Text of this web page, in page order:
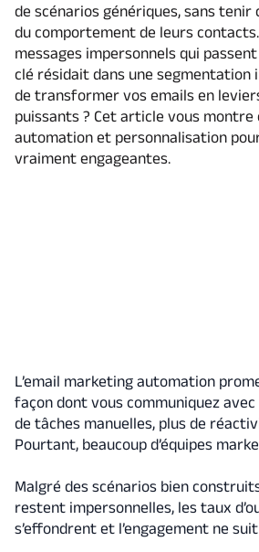
de scénarios génériques, sans tenir
du comportement de leurs
messages impersonnels qui
clé résidait dans une segmentation
de transformer vos emails en
puissants ? Cet article vous
automation et personnalisation
vraiment engageantes.
L’email marketing automation
façon dont vous communiquez
de tâches manuelles, plus de
Pourtant, beaucoup d’équipes
Malgré des scénarios bien
restent impersonnelles, les taux
s’effondrent et l’engagement ne